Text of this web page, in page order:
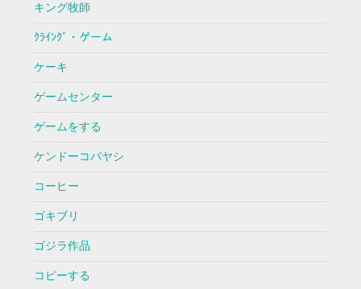
キング牧師
ｸﾗｲﾝｸﾞ・ゲーム
ケーキ
ゲームセンター
ゲームをする
ケンドーコバヤシ
コーヒー
ゴキブリ
ゴジラ作品
コピーする